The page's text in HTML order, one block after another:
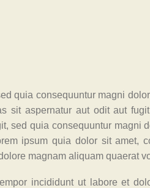
quia consequuntur magni
sit aspernatur aut odit aut
sed quia consequuntur magni
ipsum quia dolor sit amet,
magnam aliquam quaerat
incididunt ut labore et